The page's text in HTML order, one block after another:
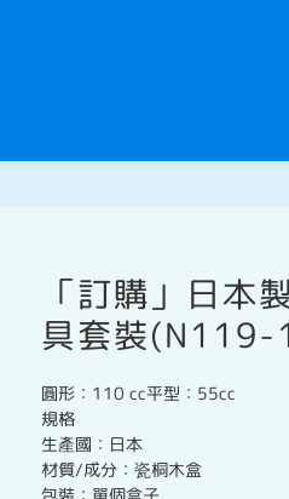
「訂購」日本
具套裝(N119-
圓形：110 cc平型：55cc
規格
生產國：日本
材質/成分：瓷桐木盒